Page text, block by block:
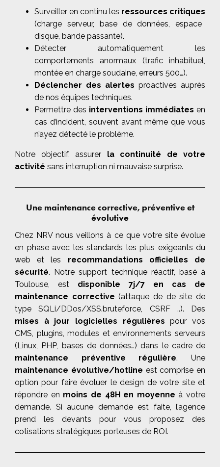
Surveiller en continu les ressources critiques
(charge serveur, base de données, espace
disque, bande passante).
Détecter automatiquement les
comportements anormaux (trafic inhabituel,
montée en charge soudaine, erreurs 500…).
Déclencher des alertes proactives auprès
de nos équipes techniques.
Permettre des interventions immédiates en
cas d’incident, souvent avant même que vous
n’ayez détecté le problème.
Notre objectif, assurer la continuité de votre
activité sans interruption ni mauvaise surprise.
Une maintenance corrective, préventive et
évolutive
Chez NRV nous veillons à ce que votre site évolue
en phase avec les standards les plus exigeants du
web et les recommandations officielles de
sécurité. Notre support technique réactif, basé à
Toulouse, est disponible 7j/7 en cas de
maintenance corrective (attaque de de site de
type SQLi/DDos/XSS.bruteforce, CSRF ..). Des
mises à jour logicielles régulières pour vos
CMS, plugins, modules et environnements serveurs
(Linux, PHP, bases de données…) dans le cadre de
maintenance préventive régulière. Une
maintenance évolutive/hotline est comprise en
option pour faire évoluer le design de votre site et
répondre en moins de 48H en moyenne à votre
demande. Si aucune demande est faite, l’agence
prend les devants pour vous proposez des
cotisations stratégiques porteuses de ROI.